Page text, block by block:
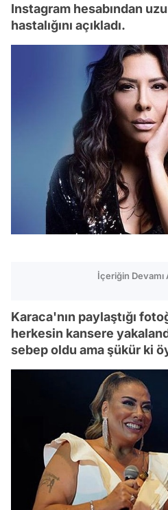
Instagram hesabından
hastalığını açıkladı.
İçeriğin Devamı
Karaca'nın paylaştığı
herkesin kansere
sebep oldu ama şükür ki